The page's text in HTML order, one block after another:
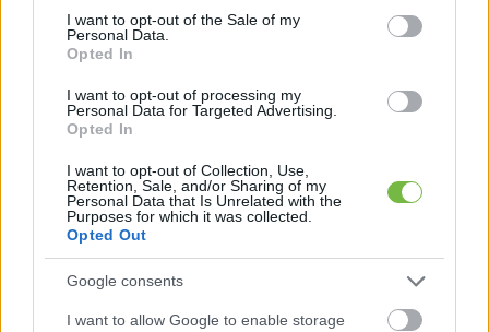
consent section.
I want to opt-out of the Sale of my
Personal Data.
Opted In
I want to opt-out of processing my
Personal Data for Targeted Advertising.
Opted In
I want to opt-out of Collection, Use,
Retention, Sale, and/or Sharing of my
Personal Data that Is Unrelated with the
Purposes for which it was collected.
Opted Out
Google consents
I want to allow Google to enable storage